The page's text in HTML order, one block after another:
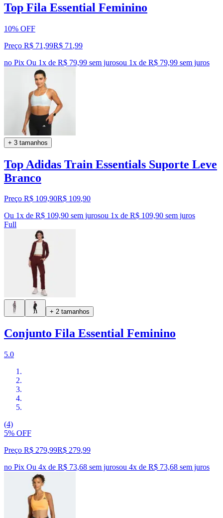
Top Fila Essential Feminino
10% OFF
Preço R$ 71,99R$ 71 ,99
no Pix Ou 1x de R$ 79,99 sem jurosou 1x de R$ 79,99 sem juros
+ 3 tamanhos
Top Adidas Train Essentials Suporte Leve
Branco
Preço R$ 109,90R$ 109,90
Ou 1x de R$ 109,90 sem jurosou 1x de R$ 109,90 sem juros
Full
+ 2 tamanhos
Conjunto Fila Essential Feminino
5.0
(4)
5% OFF
Preço R$ 279,99R$ 279,99
no Pix Ou 4x de R$ 73,68 sem jurosou 4x de R$ 73,68 sem juros